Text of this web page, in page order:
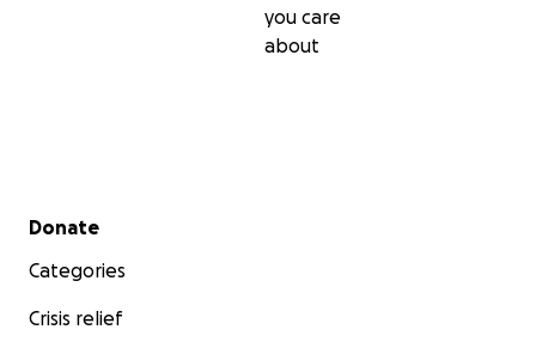
you care
about
Secondary menu
Donate
Categories
Crisis relief